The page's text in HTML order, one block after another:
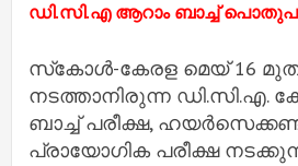
ഡി.സി.എ ആറാം ബാച്ച്
സ്‌കോൾ-കേരള മെയ് 16
നടത്താനിരുന്ന ഡി.സി.എ.
ബാച്ച് പരീക്ഷ,
പ്രായോഗിക പരീക്ഷ